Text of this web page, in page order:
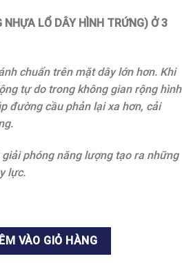
NHỰA LỔ DÂY HÌNH TRỨNG) Ở 3
chuẩn trên mặt dây lớn hơn. Khi
tự do trong không gian rộng hình
đường cầu phản lại xa hơn, cải
phóng năng lượng tạo ra những
lực.
VÀO GIỎ HÀNG